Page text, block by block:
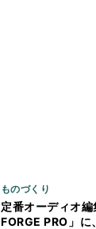
ものづくり
定番オーディオ
FORGE PRO」